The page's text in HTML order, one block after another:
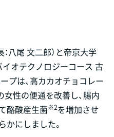
八尾 文二郎）と帝京大学
オテクノロジーコース 古
プは、高カカオチョコレー
女性の便通を改善し、腸内
酪酸産生菌※2を増加させ
かにしました。